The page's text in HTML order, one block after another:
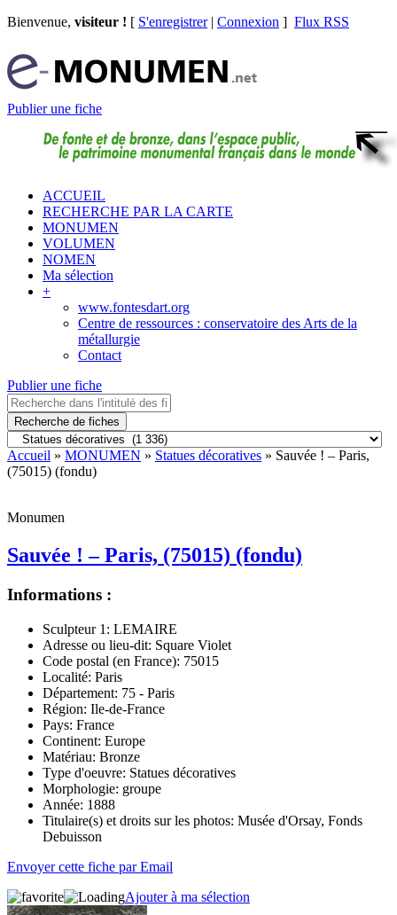
Bienvenue, visiteur ! [ S'enregistrer| Connexion ] Flux RSS
Publier une fiche
ACCUEIL
RECHERCHE PAR LA CARTE
MONUMEN
VOLUMEN
NOMEN
Ma sélection
+
www.fontesdart.org
Centre de ressources : conservatoire des Arts de la
métallurgie
Contact
Publier une fiche
Recherche de fiches
Accueil » MONUMEN » Statues décoratives » Sauvée ! – Paris,
(75015) (fondu)
Monumen
Sauvée ! – Paris, (75015) (fondu)
Informations :
Sculpteur 1: LEMAIRE
Adresse ou lieu-dit: Square Violet
Code postal (en France): 75015
Localité: Paris
Département: 75 - Paris
Région: Ile-de-France
Pays: France
Continent: Europe
Matériau: Bronze
Type d'oeuvre: Statues décoratives
Morphologie: groupe
Année: 1888
Titulaire(s) et droits sur les photos: Musée d'Orsay, Fonds
Debuisson
Envoyer cette fiche par Email
Ajouter à ma sélection